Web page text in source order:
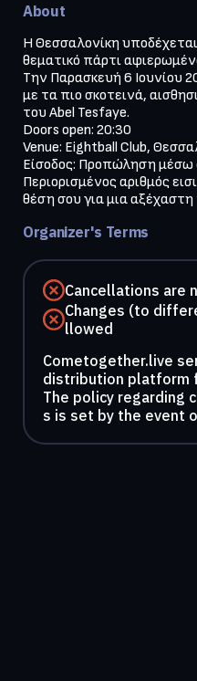
About
Η Θεσσαλονίκη
θεματικό πάρτι
Την Παρασκευή 6 Ιουνίου
με τα πιο σκοτεινά,
του Abel Tesfaye.
Doors open: 20:30
Venue: Eightball Club,
Είσοδος: Προπώληση
Περιορισμένος αριθμός
θέση σου για μια
Organizer's Terms
Cancellations are
Changes (to
llowed
Cometogether.live
distribution platform
The policy regarding
s is set by the event